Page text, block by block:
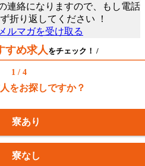
連絡になりますので、もし電話
折り返してください ！
すめ求人をチェック！ /
1 / 4
をお探しですか？
寮あり
寮なし